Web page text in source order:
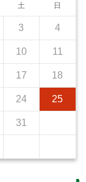
土 日
3 4
10 11
17 18
24 25
31